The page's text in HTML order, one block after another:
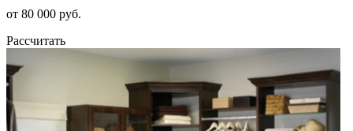
от 80 000 руб.
Рассчитать